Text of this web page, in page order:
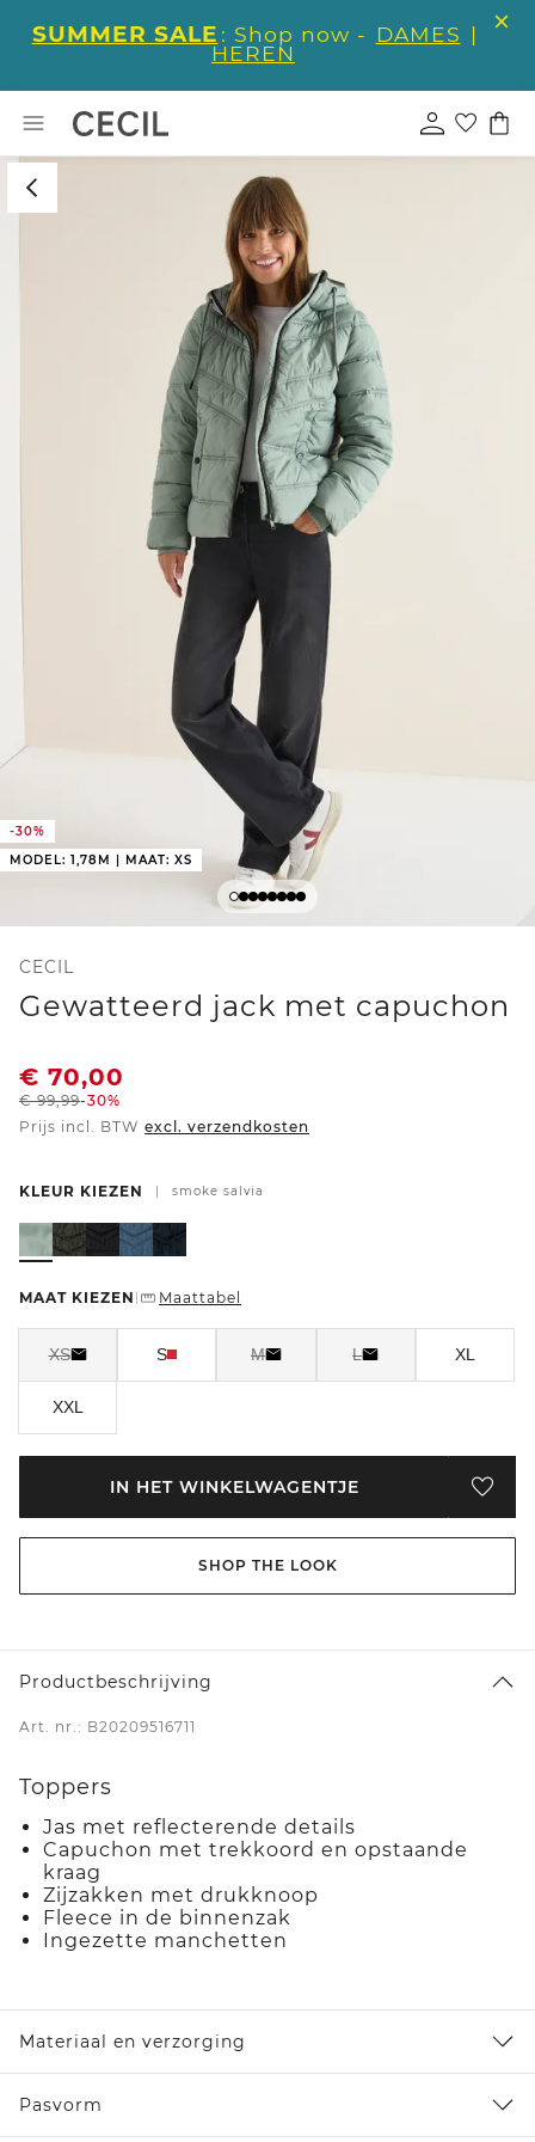
SUMMER SALE : Shop now - DAMES |
HEREN
-30%
MODEL: 1,78M | MAAT: XS
CECIL
Gewatteerd jack met capuchon
€ 70,00
€99,99-30%
Prijs incl. BTW excl. verzendkosten
KLEUR KIEZEN smoke salvia
MAAT KIEZEN Maattabel
XS S M L XL
XXL
IN HET WINKELWAGENTJE
SHOP THE LOOK
Productbeschrijving
Art. nr.: B20209516711
Toppers
Jas met reflecterende details
Capuchon met trekkoord en opstaande
kraag
Zijzakken met drukknoop
Fleece in de binnenzak
Ingezette manchetten
Materiaal en verzorging
Pasvorm